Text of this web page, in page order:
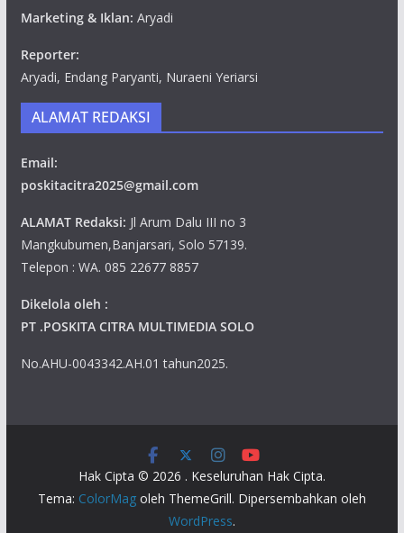
Marketing & Iklan: Aryadi
Reporter:
Aryadi, Endang Paryanti, Nuraeni Yeriarsi
ALAMAT REDAKSI
Email:
poskitacitra2025@gmail.com
ALAMAT Redaksi: Jl Arum Dalu III no 3
Mangkubumen,Banjarsari, Solo 57139.
Telepon : WA. 085 22677 8857
Dikelola oleh :
PT .POSKITA CITRA MULTIMEDIA SOLO
No.AHU-0043342.AH.01 tahun2025.
Hak Cipta © 2026 . Keseluruhan Hak Cipta.
Tema: ColorMagoleh ThemeGrill. Dipersembahkan oleh
WordPress.